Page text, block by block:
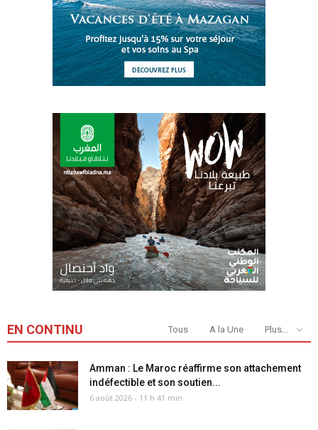
EN CONTINU Tous A la Une Plus...
Amman : Le Maroc réaffirme son attachement
indéfectible et son soutien...
6 août 2026 - 11 h 41 min